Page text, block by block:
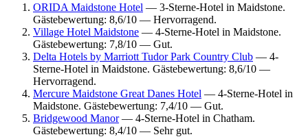
ORIDA Maidstone Hotel — 3-Sterne-Hotel in Maidstone.
Gästebewertung: 8,6/10 — Hervorragend.
Village Hotel Maidstone — 4-Sterne-Hotel in Maidstone.
Gästebewertung: 7,8/10 — Gut.
Delta Hotels by Marriott Tudor Park Country Club — 4-
Sterne-Hotel in Maidstone. Gästebewertung: 8,6/10 —
Hervorragend.
Mercure Maidstone Great Danes Hotel — 4-Sterne-Hotel in
Maidstone. Gästebewertung: 7,4/10 — Gut.
Bridgewood Manor— 4-Sterne-Hotel in Chatham.
Gästebewertung: 8,4/10 — Sehr gut.